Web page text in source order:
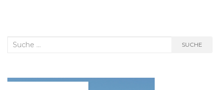
Suche
SUCHE